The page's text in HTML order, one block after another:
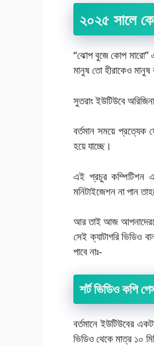
২০২৫ সালে
“ঝোপ বুজে কোপ মারো”
মানুষ তো হীরাকেও মানুষ
সুতরাং ইউটিউবে
বর্তমান সময়ে
হয়ে যাচ্ছে।
এই প্রচুর কম্পিটিশন
মনিটাইজেশন না পান
আর তাই আজ
সেই ক্যাটাগরি ভিডিও
পাবে নাঃ-
শর্ট ভিডিও কপি
বর্তমানে ইউটিউবের
ভিডিও থেকে মাত্র ১০